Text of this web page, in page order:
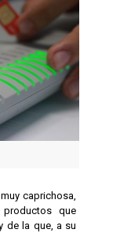
caprichosa,
que
de la que, a su